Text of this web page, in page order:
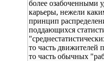
более озабоченными
карьеры, нежели
принцип
поддающихся
то часть движителей
то часть обычных